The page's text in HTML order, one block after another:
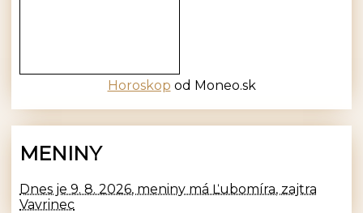
Horoskop od Moneo.sk
MENINY
Dnes je 9. 8. 2026, meniny má Ľubomíra, zajtra
Vavrinec